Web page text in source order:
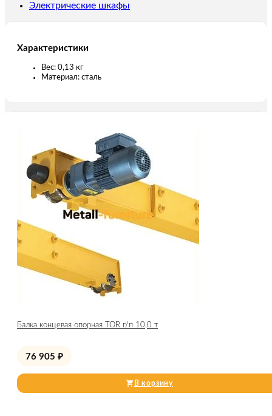
Электрические шкафы
Характеристики
Вес: 0,13 кг
Материал: сталь
Балка концевая опорная TOR г/п 10,0 т
76 905 ₽
В корзину